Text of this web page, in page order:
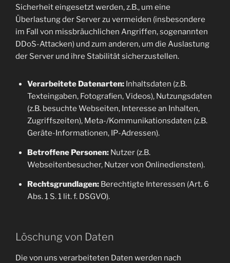
Sicherheit eingesetzt werden, z.B., um eine
Überlastung der Server zu vermeiden (insbesondere
im Fall von missbräuchlichen Angriffen, sogenannten
DDoS-Attacken) und zum anderen, um die Auslastung
der Server und ihre Stabilität sicherzustellen.
Verarbeitete Datenarten:Inhaltsdaten (z.B.
Texteingaben, Fotografien, Videos), Nutzungsdaten
(z.B. besuchte Webseiten, Interesse an Inhalten,
Zugriffszeiten), Meta-/Kommunikationsdaten (z.B.
Geräte-Informationen, IP-Adressen).
Betroffene Personen:Nutzer (z.B.
Webseitenbesucher, Nutzer von Onlinediensten).
Rechtsgrundlagen:Berechtigte Interessen (Art. 6
Abs. 1 S. 1 lit. f. DSGVO).
Löschung von Daten
Die von uns verarbeiteten Daten werden nach